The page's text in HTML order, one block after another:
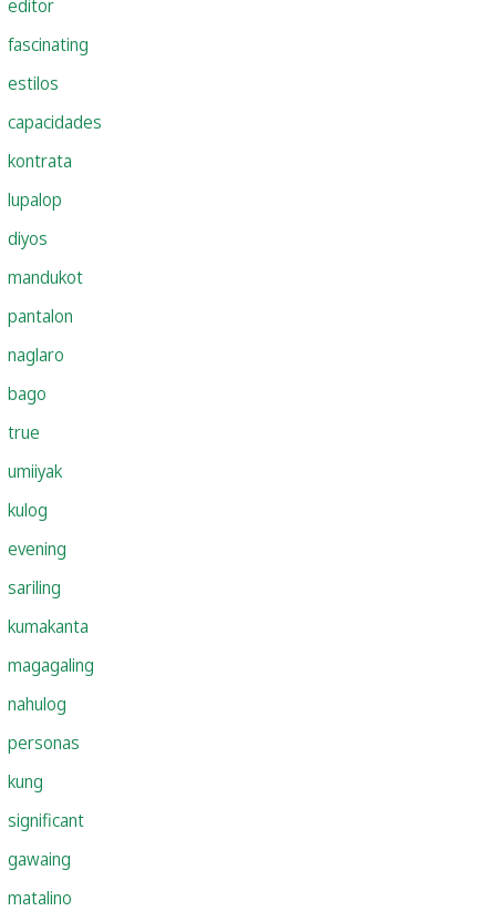
editor
fascinating
estilos
capacidades
kontrata
lupalop
diyos
mandukot
pantalon
naglaro
bago
true
umiiyak
kulog
evening
sariling
kumakanta
magagaling
nahulog
personas
kung
significant
gawaing
matalino